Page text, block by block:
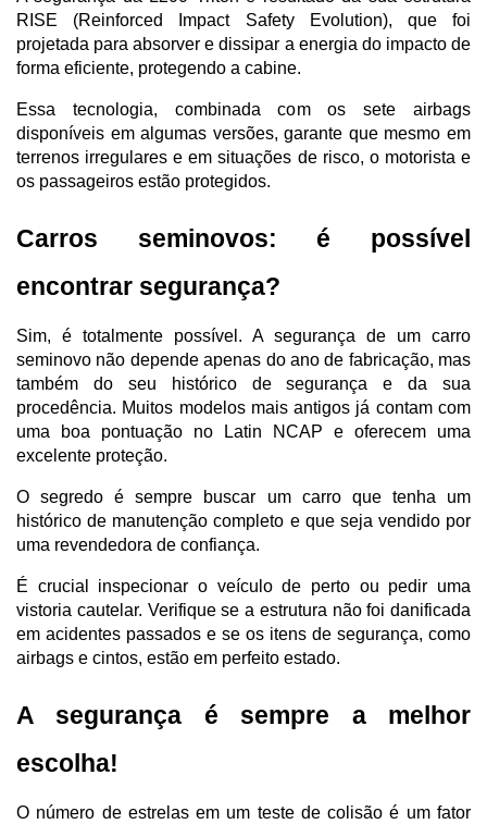
RISE (Reinforced Impact Safety Evolution), que foi
projetada para absorver e dissipar a energia do impacto de
forma eficiente, protegendo a cabine.
Essa tecnologia, combinada com os sete airbags
disponíveis em algumas versões, garante que mesmo em
terrenos irregulares e em situações de risco, o motorista e
os passageiros estão protegidos.
Carros seminovos: é possível
encontrar segurança?
Sim, é totalmente possível. A segurança de um carro
seminovo não depende apenas do ano de fabricação, mas
também do seu histórico de segurança e da sua
procedência. Muitos modelos mais antigos já contam com
uma boa pontuação no Latin NCAP e oferecem uma
excelente proteção.
O segredo é sempre buscar um carro que tenha um
histórico de manutenção completo e que seja vendido por
uma revendedora de confiança.
É crucial inspecionar o veículo de perto ou pedir uma
vistoria cautelar. Verifique se a estrutura não foi danificada
em acidentes passados e se os itens de segurança, como
airbags e cintos, estão em perfeito estado.
A segurança é sempre a melhor
escolha!
O número de estrelas em um teste de colisão é um fator